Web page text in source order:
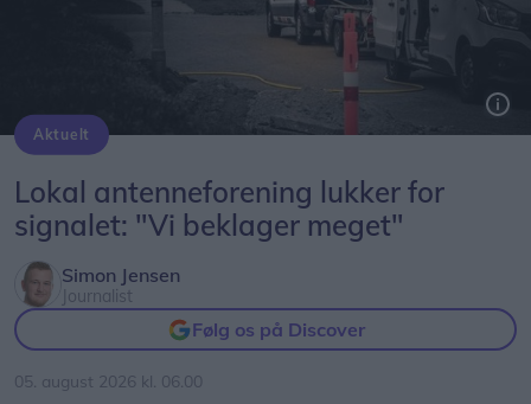
Aktuelt
Lokal antenneforening lukker for
signalet: "Vi beklager meget"
Simon Jensen
Journalist
Følg os på Discover
05. august 2026 kl. 06.00